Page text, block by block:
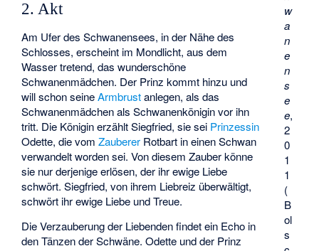
w
a
n
e
n
s
e
e,
2
0
1
1
(
B
ol
s
2. Akt
Am Ufer des Schwanensees, in der Nähe des
Schlosses, erscheint im Mondlicht, aus dem
Wasser tretend, das wunderschöne
Schwanenmädchen. Der Prinz kommt hinzu und
will schon seineArmbrustanlegen, als das
Schwanenmädchen als Schwanenkönigin vor ihn
tritt. Die Königin erzählt Siegfried, sie sei Prinzessin
Odette, die vomZauberer Rotbart in einen Schwan
verwandelt worden sei. Von diesem Zauber könne
sie nur derjenige erlösen, der ihr ewige Liebe
schwört. Siegfried, von ihrem Liebreiz überwältigt,
schwört ihr ewige Liebe und Treue.
Die Verzauberung der Liebenden findet ein Echo in
den Tänzen der Schwäne. Odette und der Prinz